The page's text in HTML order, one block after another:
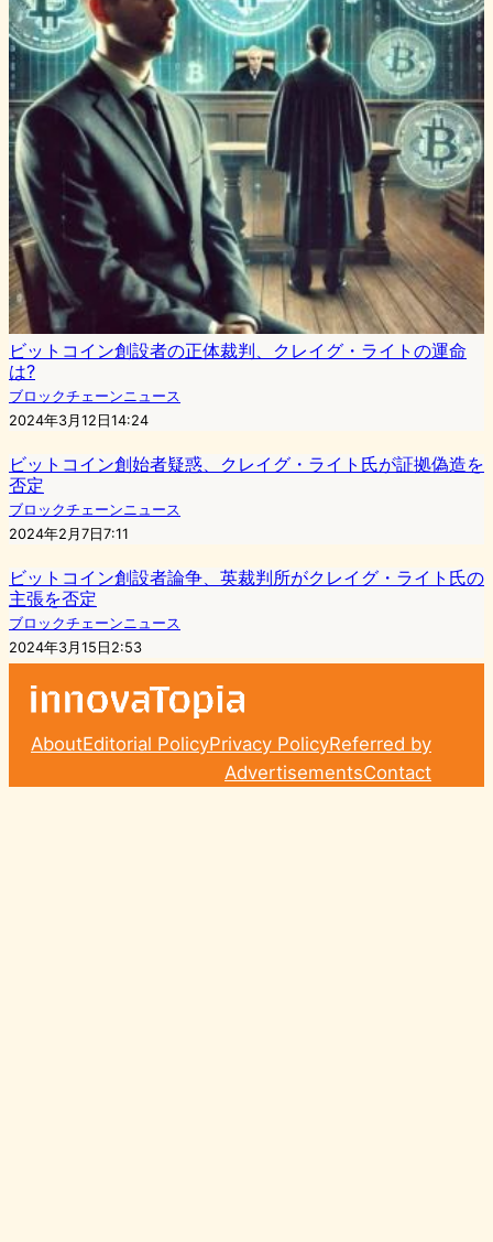
ビットコイン創設者の正体裁判、クレイグ・ライトの運命
は?
ブロックチェーンニュース
2024年3月12日14:24
ビットコイン創始者疑惑、クレイグ・ライト氏が証拠偽造を
否定
ブロックチェーンニュース
2024年2月7日7:11
ビットコイン創設者論争、英裁判所がクレイグ・ライト氏の
主張を否定
ブロックチェーンニュース
2024年3月15日2:53
AboutEditorial PolicyPrivacy PolicyReferred by
AdvertisementsContact